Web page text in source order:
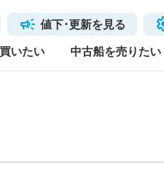
値下･更新を見る
いたい 中古船を売りたい